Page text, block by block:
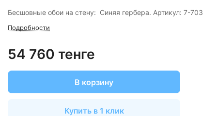
Бесшовные обои на стену: Синяя гербера. Артикул: 7-703
Подробности
54 760 тенге
В корзину
Купить в 1 клик